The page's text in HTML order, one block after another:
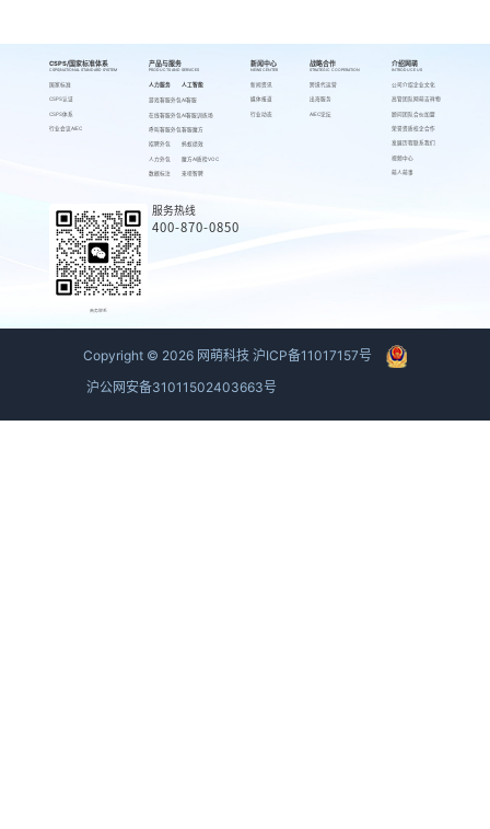
CSPS/国家标准体系
CSPS/NATIONAL STANDARD SYSTEM
国家标准
CSPS认证
CSPS体系
行业会议AIEC
产品与服务
PRODUCTS AND SERVICES
人力服务
游戏客服外包
在线客服外包
呼叫客服外包
招聘外包
人力外包
数据标注
人工智能
AI客服
AI客服训练场
客服魔方
蚂蚁绩效
魔方AI质检VOC
来呗智聘
新闻中心
NEWS CENTER
新闻资讯
媒体报道
行业动态
战略合作
STRATEGIC COOPERATION
跨境代运营
出海服务
AIEC论坛
介绍网萌
INTRODUCE US
公司介绍
高管团队
顾问团队
荣誉资质
发展历程
视频中心
萌人萌事
企业文化
网萌吉祥物
合伙加盟
校企合作
联系我们
商务联系
服务热线
400-870-0850
Copyright © 2026 网萌科技 沪ICP备11017157号
沪公网安备31011502403663号